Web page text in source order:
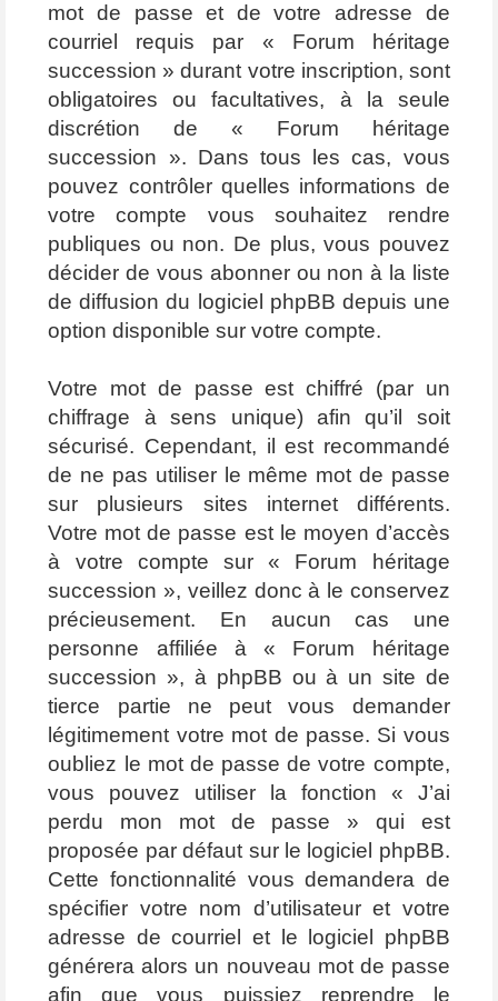
mot de passe et de votre adresse de
courriel requis par « Forum héritage
succession » durant votre inscription, sont
obligatoires ou facultatives, à la seule
discrétion de « Forum héritage
succession ». Dans tous les cas, vous
pouvez contrôler quelles informations de
votre compte vous souhaitez rendre
publiques ou non. De plus, vous pouvez
décider de vous abonner ou non à la liste
de diffusion du logiciel phpBB depuis une
option disponible sur votre compte.
Votre mot de passe est chiffré (par un
chiffrage à sens unique) afin qu’il soit
sécurisé. Cependant, il est recommandé
de ne pas utiliser le même mot de passe
sur plusieurs sites internet différents.
Votre mot de passe est le moyen d’accès
à votre compte sur « Forum héritage
succession », veillez donc à le conservez
précieusement. En aucun cas une
personne affiliée à « Forum héritage
succession », à phpBB ou à un site de
tierce partie ne peut vous demander
légitimement votre mot de passe. Si vous
oubliez le mot de passe de votre compte,
vous pouvez utiliser la fonction « J’ai
perdu mon mot de passe » qui est
proposée par défaut sur le logiciel phpBB.
Cette fonctionnalité vous demandera de
spécifier votre nom d’utilisateur et votre
adresse de courriel et le logiciel phpBB
générera alors un nouveau mot de passe
afin que vous puissiez reprendre le